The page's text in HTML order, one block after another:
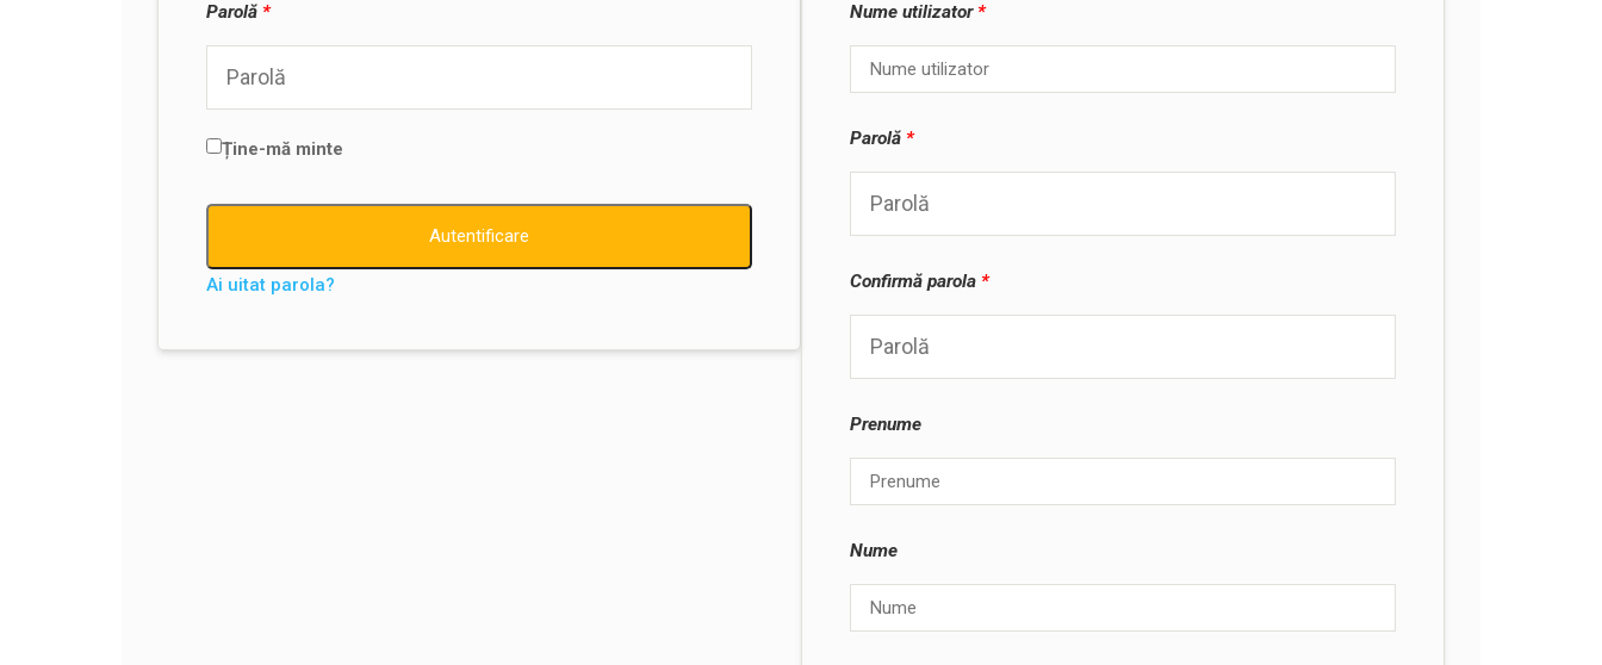
Parolă *
Ține-mă minte
Autentificare
Ai uitat parola?
Nume utilizator *
Parolă *
Confirmă parola *
Prenume
Nume